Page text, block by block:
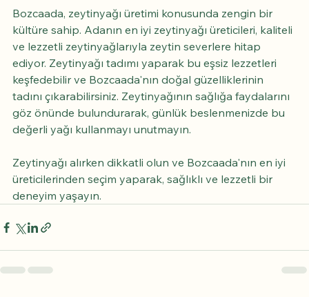
Bozcaada, zeytinyağı üretimi konusunda zengin bir
kültüre sahip. Adanın en iyi zeytinyağı üreticileri, kaliteli
ve lezzetli zeytinyağlarıyla zeytin severlere hitap
ediyor. Zeytinyağı tadımı yaparak bu eşsiz lezzetleri
keşfedebilir ve Bozcaada'nın doğal güzelliklerinin
tadını çıkarabilirsiniz. Zeytinyağının sağlığa faydalarını
göz önünde bulundurarak, günlük beslenmenizde bu
değerli yağı kullanmayı unutmayın.
Zeytinyağı alırken dikkatli olun ve Bozcaada'nın en iyi
üreticilerinden seçim yaparak, sağlıklı ve lezzetli bir
deneyim yaşayın.